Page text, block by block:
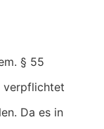
§ 55
verpflichtet
Da es in